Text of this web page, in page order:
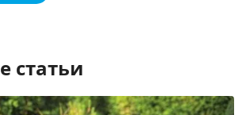
статьи